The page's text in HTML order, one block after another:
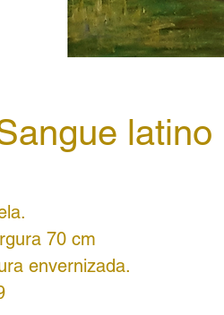
latino
70 cm
envernizada.